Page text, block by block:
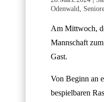
Odenwald,
Am Mittwoch,
Mannschaft
Gast.
Von Beginn an
bespielbaren